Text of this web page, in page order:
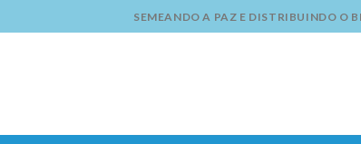
to
SEMEANDO A PAZ E DISTRIBUINDO O